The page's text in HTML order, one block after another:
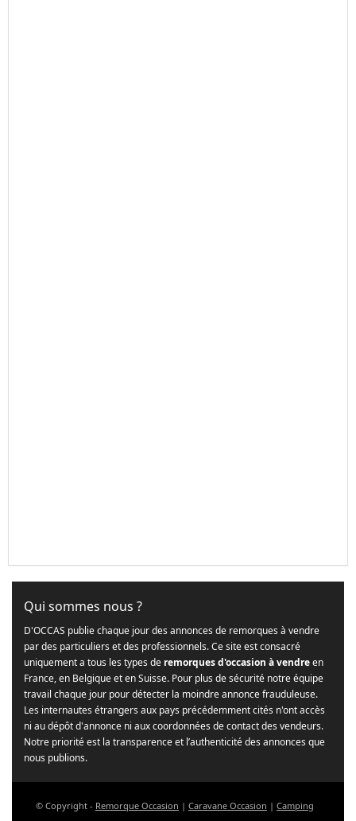
Qui sommes nous ?
D'OCCAS publie chaque jour des annonces de remorques à vendre
par des particuliers et des professionnels. Ce site est consacré
uniquement a tous les types de remorques d'occasion à vendreen
France, en Belgique et en Suisse. Pour plus de sécurité notre équipe
travail chaque jour pour détecter la moindre annonce frauduleuse.
Les internautes étrangers aux pays précédemment cités n'ont accès
ni au dépôt d'annonce ni aux coordonnées de contact des vendeurs.
Notre priorité est la transparence et l’authenticité des annonces que
nous publions.
© Copyright - Remorque Occasion | Caravane Occasion | Camping